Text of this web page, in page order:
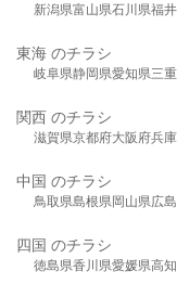
新潟県富山県石川県福
東海 のチラシ
岐阜県静岡県愛知県三
関西 のチラシ
滋賀県京都府大阪府兵
中国 のチラシ
鳥取県島根県岡山県広
四国 のチラシ
徳島県香川県愛媛県高